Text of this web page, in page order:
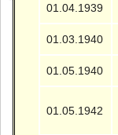
01.04.1939
01.03.1940
01.05.1940
01.05.1942